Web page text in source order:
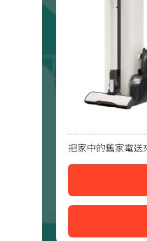
把家中的舊家電送